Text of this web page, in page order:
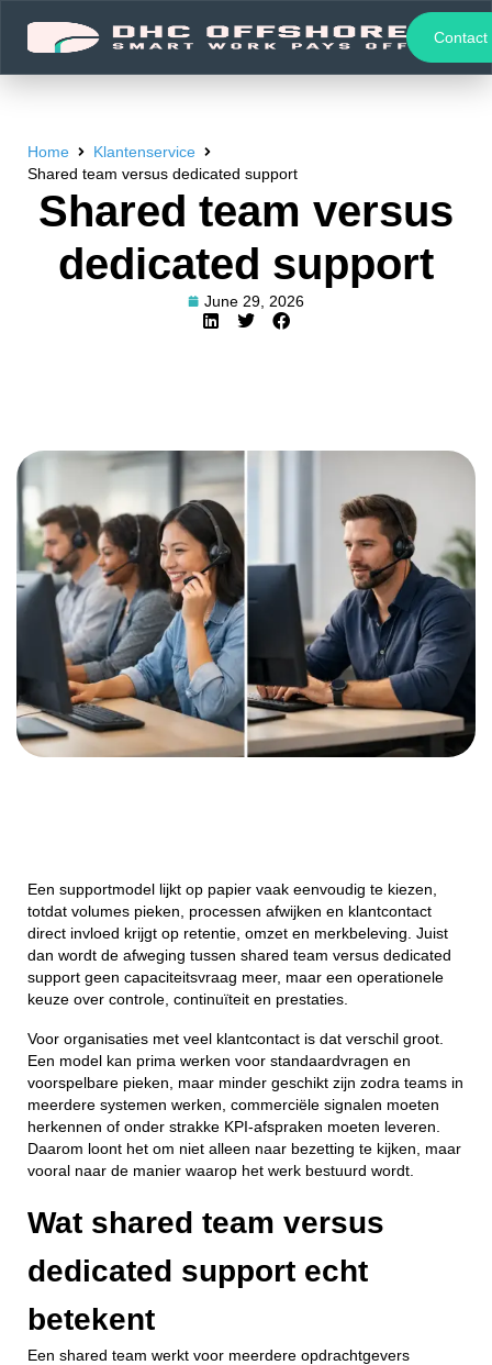
Contact
Home
Klantenservice
Shared team versus dedicated support
Shared team versus
dedicated support
June 29, 2026
Een supportmodel lijkt op papier vaak eenvoudig te kiezen,
totdat volumes pieken, processen afwijken en klantcontact
direct invloed krijgt op retentie, omzet en merkbeleving. Juist
dan wordt de afweging tussen shared team versus dedicated
support geen capaciteitsvraag meer, maar een operationele
keuze over controle, continuïteit en prestaties.
Voor organisaties met veel klantcontact is dat verschil groot.
Een model kan prima werken voor standaardvragen en
voorspelbare pieken, maar minder geschikt zijn zodra teams in
meerdere systemen werken, commerciële signalen moeten
herkennen of onder strakke KPI-afspraken moeten leveren.
Daarom loont het om niet alleen naar bezetting te kijken, maar
vooral naar de manier waarop het werk bestuurd wordt.
Wat shared team versus
dedicated support echt
betekent
Een shared team werkt voor meerdere opdrachtgevers